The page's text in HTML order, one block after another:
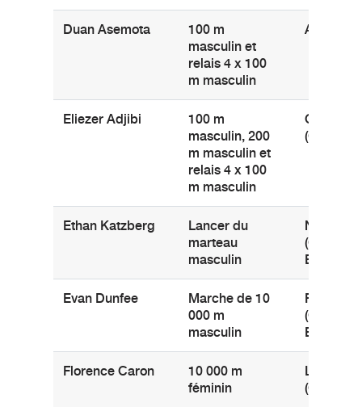
Duan Asemota
100 m
masculin et
relais 4 x 100
m masculin
Ajax
Eliezer Adjibi
100 m
masculin, 200
m masculin et
relais 4 x 100
m masculin
Ottawa
(Ontario)
Ethan Katzberg
Lancer du
marteau
masculin
Nanaimo
Evan Dunfee
Marche de 10
000 m
masculin
Florence Caron
10 000 m
féminin
La
(Québec)